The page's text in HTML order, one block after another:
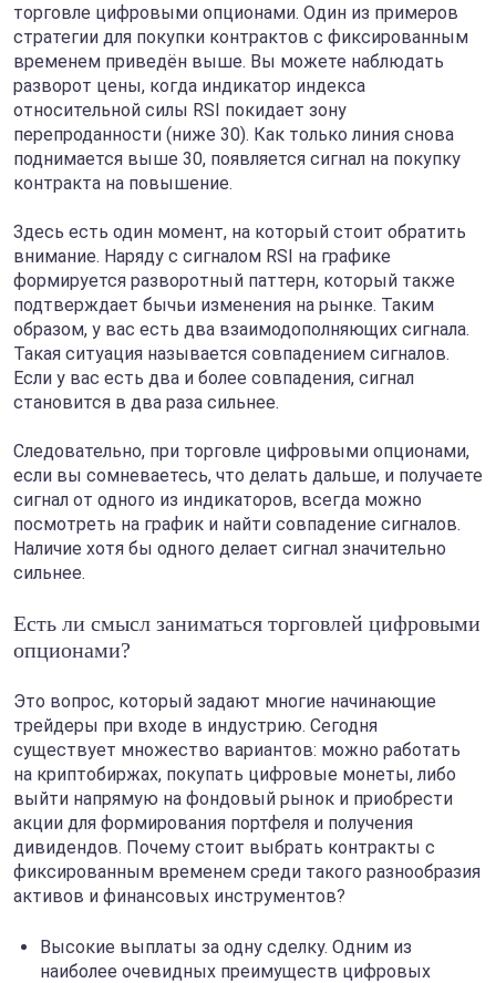
торговле цифровыми опционами. Один из примеров
стратегии для покупки контрактов с фиксированным
временем приведён выше. Вы можете наблюдать
разворот цены, когда индикатор индекса
относительной силы RSI покидает зону
перепроданности (ниже 30). Как только линия снова
поднимается выше 30, появляется сигнал на покупку
контракта на повышение.
Здесь есть один момент, на который стоит обратить
внимание. Наряду с сигналом RSI на графике
формируется разворотный паттерн, который также
подтверждает бычьи изменения на рынке. Таким
образом, у вас есть два взаимодополняющих сигнала.
Такая ситуация называется совпадением сигналов.
Если у вас есть два и более совпадения, сигнал
становится в два раза сильнее.
Следовательно, при торговле цифровыми опционами,
если вы сомневаетесь, что делать дальше, и получаете
сигнал от одного из индикаторов, всегда можно
посмотреть на график и найти совпадение сигналов.
Наличие хотя бы одного делает сигнал значительно
сильнее.
Есть ли смысл заниматься торговлей цифровыми
опционами?
Это вопрос, который задают многие начинающие
трейдеры при входе в индустрию. Сегодня
существует множество вариантов: можно работать
на криптобиржах, покупать цифровые монеты, либо
выйти напрямую на фондовый рынок и приобрести
акции для формирования портфеля и получения
дивидендов. Почему стоит выбрать контракты с
фиксированным временем среди такого разнообразия
активов и финансовых инструментов?
Высокие выплаты за одну сделку. Одним из
наиболее очевидных преимуществ цифровых